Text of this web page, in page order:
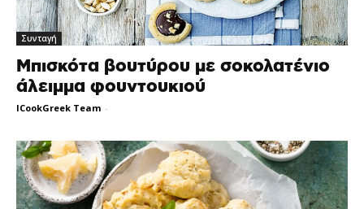
Συνταγή
Μπισκότα βουτύρου με σοκολατένιο
άλειμμα φουντουκιού
ICookGreek Team -